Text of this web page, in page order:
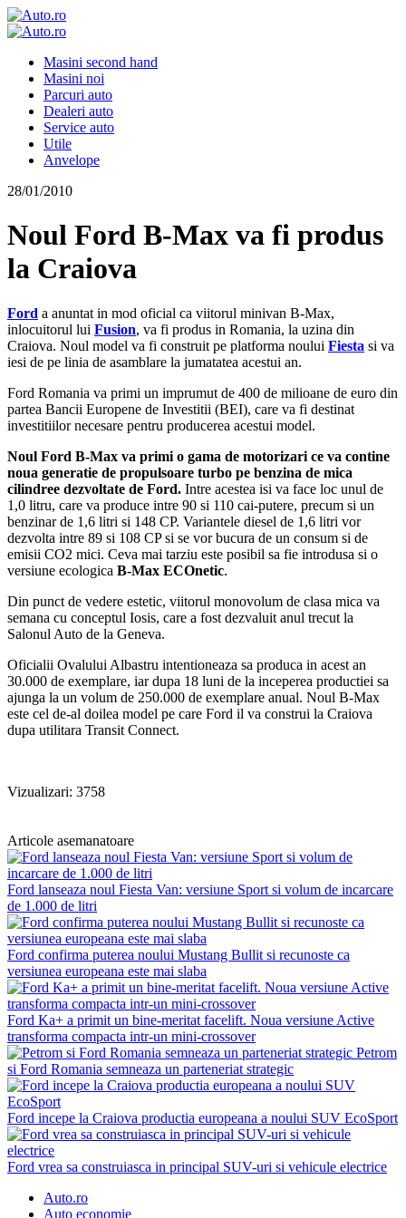
Masini second hand
Masini noi
Parcuri auto
Dealeri auto
Service auto
Utile
Anvelope
28/01/2010
Noul Ford B-Max va fi produs
la Craiova
Ford a anuntat in mod oficial ca viitorul minivan B-Max,
inlocuitorul lui Fusion, va fi produs in Romania, la uzina din
Craiova. Noul model va fi construit pe platforma noului Fiesta si va
iesi de pe linia de asamblare la jumatatea acestui an.
Ford Romania va primi un imprumut de 400 de milioane de euro din
partea Bancii Europene de Investitii (BEI), care va fi destinat
investitiilor necesare pentru producerea acestui model.
Noul Ford B-Max va primi o gama de motorizari ce va contine
noua generatie de propulsoare turbo pe benzina de mica
cilindree dezvoltate de Ford. Intre acestea isi va face loc unul de
1,0 litru, care va produce intre 90 si 110 cai-putere, precum si un
benzinar de 1,6 litri si 148 CP. Variantele diesel de 1,6 litri vor
dezvolta intre 89 si 108 CP si se vor bucura de un consum si de
emisii CO2 mici. Ceva mai tarziu este posibil sa fie introdusa si o
versiune ecologica B-Max ECOnetic.
Din punct de vedere estetic, viitorul monovolum de clasa mica va
semana cu conceptul Iosis, care a fost dezvaluit anul trecut la
Salonul Auto de la Geneva.
Oficialii Ovalului Albastru intentioneaza sa produca in acest an
30.000 de exemplare, iar dupa 18 luni de la inceperea productiei sa
ajunga la un volum de 250.000 de exemplare anual. Noul B-Max
este cel de-al doilea model pe care Ford il va construi la Craiova
dupa utilitara Transit Connect.
Vizualizari: 3758
Articole asemanatoare
Ford lanseaza noul Fiesta Van: versiune Sport si volum de incarcare
de 1.000 de litri
Ford confirma puterea noului Mustang Bullit si recunoste ca
versiunea europeana este mai slaba
Ford Ka+ a primit un bine-meritat facelift. Noua versiune Active
transforma compacta intr-un mini-crossover
Petrom
si Ford Romania semneaza un parteneriat strategic
Ford incepe la Craiova productia europeana a noului SUV EcoSport
Ford vrea sa construiasca in principal SUV-uri si vehicule electrice
Auto.ro
Auto economie